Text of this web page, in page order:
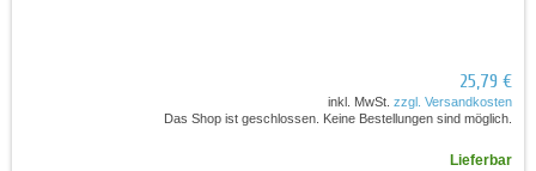
25,79 €
inkl. MwSt. zzgl. Versandkosten
Das Shop ist geschlossen. Keine Bestellungen sind möglich.
Lieferbar